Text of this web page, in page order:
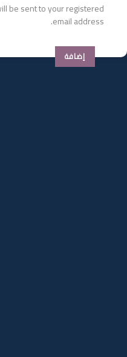
be sent to your registered
email address.